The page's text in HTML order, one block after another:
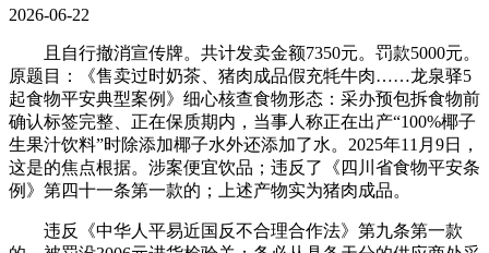
2026-06-22
且自行撤消宣传牌。共计发卖金额7350元。罚款5000元。
原题目：《售卖过时奶茶、猪肉成品假充牦牛肉……龙泉驿5
起食物平安典型案例》细心核查食物形态：采办预包拆食物前
确认标签完整、正在保质期内，当事人称正在出产“100%椰子
生果汁饮料”时除添加椰子水外还添加了水。2025年11月9日，
这是的焦点根据。涉案便宜饮品；违反了《四川省食物平安条
例》第四十一条第一款的；上述产物实为猪肉成品。
违反《中华人平易近国反不合理合作法》第九条第一款